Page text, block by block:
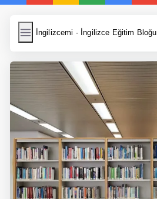
İngilizcemi - İngilizce Eğitim Bloğu
İngilizcemi
Resim Yükle
Wordpress Cache
Anasayfa
İngilizce Yemek Tarifleri
İngilizce Şarkı Sözleri